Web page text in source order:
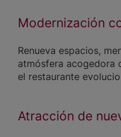
Modernización
Renueva espacios,
atmósfera acogedora
el restaurante
Atracción de